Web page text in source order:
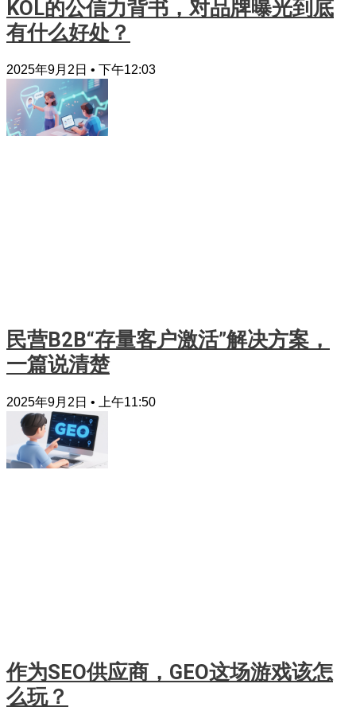
KOL的公信力背书，对品牌曝光到底
有什么好处？
2025年9月2日 下午12:03
民营B2B“存量客户激活”解决方案，
一篇说清楚
2025年9月2日 上午11:50
作为SEO供应商，GEO这场游戏该怎
么玩？